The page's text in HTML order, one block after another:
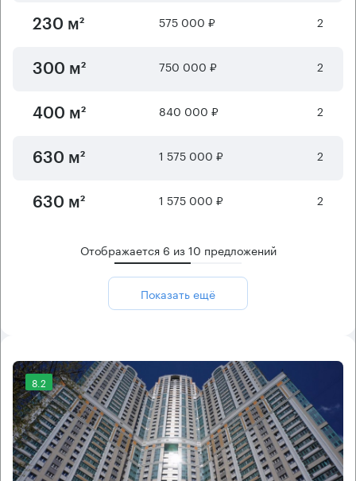
230 м² 575 000 ₽ 2
300 м² 750 000 ₽ 2
400 м² 840 000 ₽ 2
630 м² 1 575 000 ₽ 2
630 м² 1 575 000 ₽ 2
Отображается 6 из10 предложений
Показать ещё
8.2